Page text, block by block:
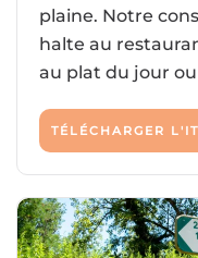
plaine. Notre
halte au
au plat du jour
TÉLÉCHARGER